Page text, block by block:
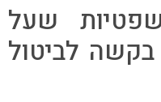
שעל
בקשה לביטול